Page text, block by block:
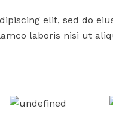
elit, sed do
laboris nisi ut